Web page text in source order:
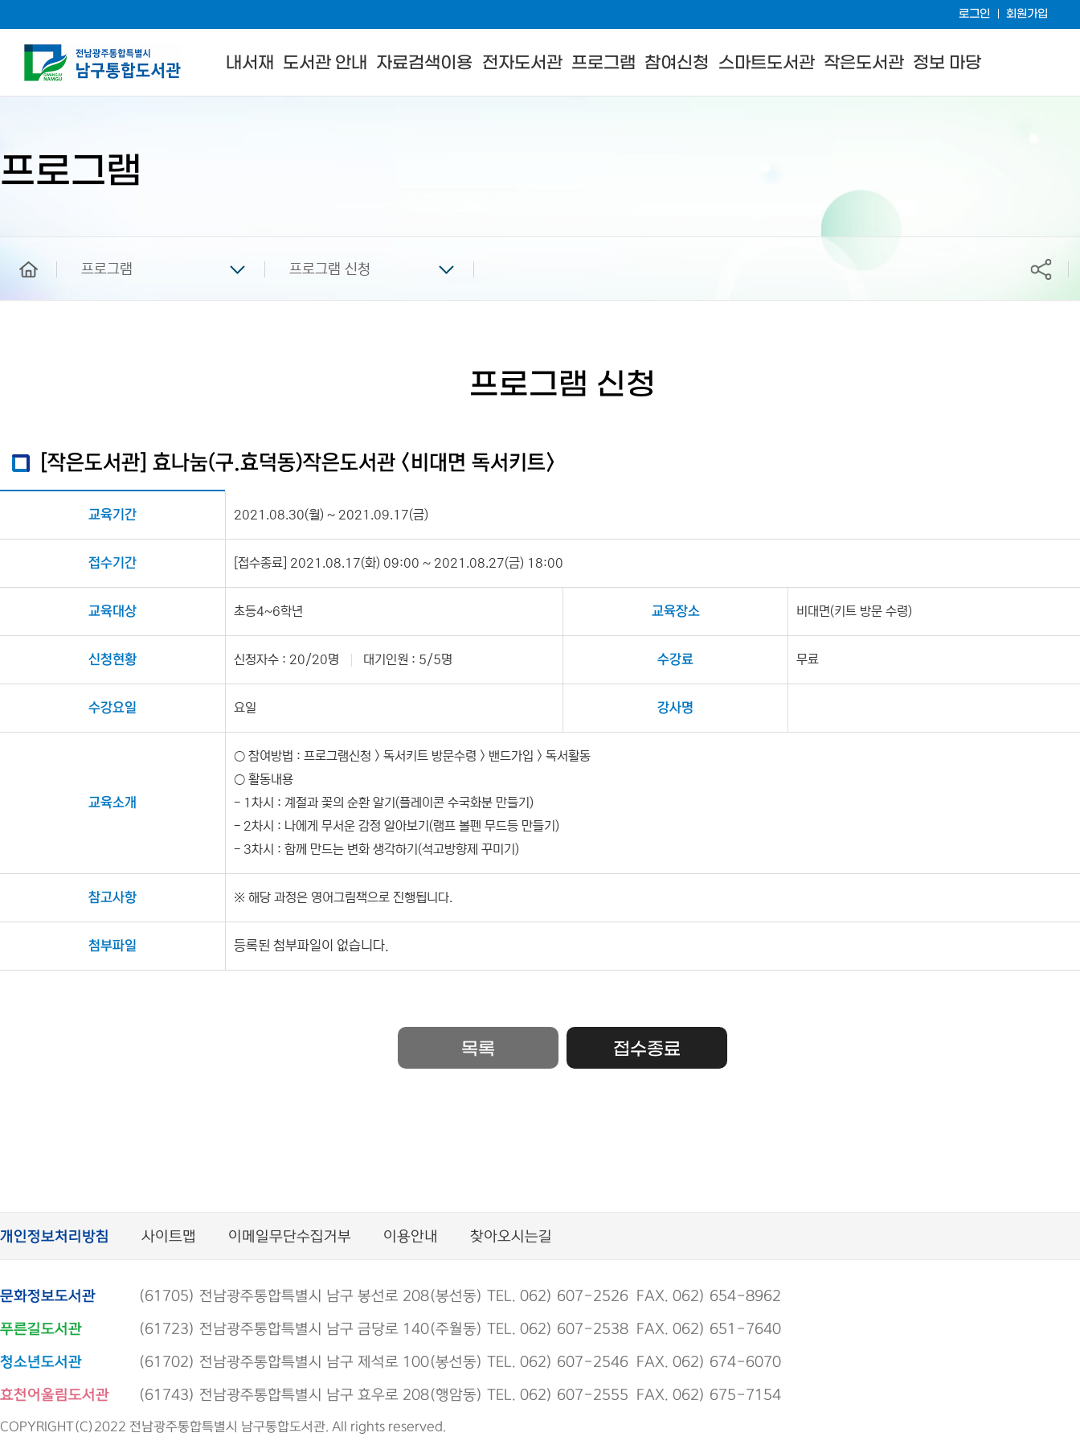
로그인 회원가입
내서재 도서관 안내 자료검색이용 전자도서관 프로그램 참여신청 스마트도서관 작은도서관 정보 마당
작
프로그램
프로그램 프로그램 신청 공유
프로그램 신청
[작은도서관] 효나눔(구.효덕동)작은도서관 <비대면 독서키트>
교육기간 2021.08.30(월) ~ 2021.09.17(금)
접수기간 [접수종료] 2021.08.17(화) 09:00 ~ 2021.08.27(금) 18:00
교육대상 초등4~6학년 교육장소 비대면(키트 방문 수령)
신청현황 신청자수 : 20/20명 대기인원 : 5/5명 수강료 무료
수강요일 요일 강사명
교육소개
○ 참여방법 : 프로그램신청 > 독서키트 방문수령 > 밴드가입 > 독서활동
○ 활동내용
- 1차시 : 계절과 꽃의 순환 알기(플레이콘 수국화분 만들기)
- 2차시 : 나에게 무서운 감정 알아보기(램프 볼펜 무드등 만들기)
- 3차시 : 함께 만드는 변화 생각하기(석고방향제 꾸미기)
참고사항 ※ 해당 과정은 영어그림책으로 진행됩니다.
첨부파일 등록된 첨부파일이 없습니다.
목록 접수종료
개인정보처리방침 사이트맵 이메일무단수집거부 이용안내 찾아오시는길
문화정보도서관 (61705) 전남광주통합특별시 남구 봉선로 208(봉선동) TEL. 062) 607-2526 FAX. 062) 654-8962
푸른길도서관 (61723) 전남광주통합특별시 남구 금당로 140(주월동) TEL. 062) 607-2538 FAX. 062) 651-7640
청소년도서관 (61702) 전남광주통합특별시 남구 제석로 100(봉선동) TEL. 062) 607-2546 FAX. 062) 674-6070
효천어울림도서관 (61743) 전남광주통합특별시 남구 효우로 208(행암동) TEL. 062) 607-2555 FAX. 062) 675-7154
COPYRIGHT(C)2022 전남광주통합특별시 남구통합도서관. All rights reserved.